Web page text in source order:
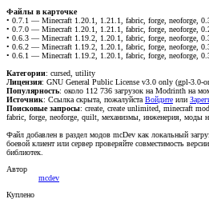
Файлы в карточке
• 0.7.1 — Minecraft 1.20.1, 1.21.1, fabric, forge, neoforge,
• 0.7.0 — Minecraft 1.20.1, 1.21.1, fabric, forge, neoforge,
• 0.6.3 — Minecraft 1.19.2, 1.20.1, fabric, forge, neoforge,
• 0.6.2 — Minecraft 1.19.2, 1.20.1, fabric, forge, neoforge,
• 0.6.1 — Minecraft 1.19.2, 1.20.1, fabric, forge, neoforge,
Категории: cursed, utility
Лицензия: GNU General Public License v3.0 only (gpl-3.0-
Популярность: около 112 736 загрузок на Modrinth на
Источник: Ссылка скрыта, пожалуйста Войдите или
Поисковые запросы: create, create unlimited, minecraft
fabric, forge, neoforge, quilt, механизмы, инженерия, моды
Файл добавлен в раздел модов mcDev как локальный
боевой клиент или сервер проверяйте совместимость
библиотек.
Автор
mcdev
Куплено